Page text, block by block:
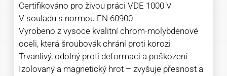
Certifikováno pro živou práci VDE 1000 V
V souladu s normou EN 60900
Vyrobeno z vysoce kvalitní chrom-molybdenové
oceli, která šroubovák chrání proti korozi
Trvanlivý, odolný proti deformaci a poškození
Izolovaný a magnetický hrot – zvyšuje přesnost a